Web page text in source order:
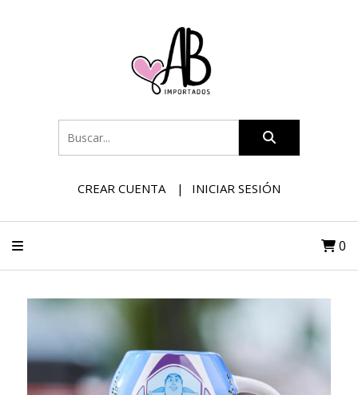
CREAR CUENTA INICIAR SESIÓN
0